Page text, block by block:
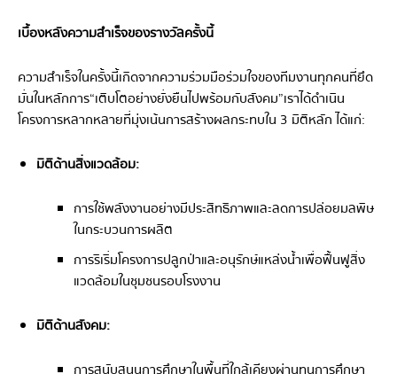
เบื้องหลังความสำเร็จของรางวัลครั้งนี้
ความสำเร็จในครั้งนี้เกิดจากความร่วมมือร่วมใจของทีมงานทุกคนที่ยึด
มั่นในหลักการ “เติบโตอย่างยั่งยืนไปพร้อมกับสังคม” เราได้ดำเนิน
โครงการหลากหลายที่มุ่งเน้นการสร้างผลกระทบใน 3 มิติหลัก ได้แก่:
มิติด้านสิ่งแวดล้อม:
การใช้พลังงานอย่างมีประสิทธิภาพและลดการปล่อยมลพิษ
ในกระบวนการผลิต
การริเริ่มโครงการปลูกป่าและอนุรักษ์แหล่งน้ำเพื่อฟื้นฟูสิ่ง
แวดล้อมในชุมชนรอบโรงงาน
มิติด้านสังคม:
การสนับสนุนการศึกษาในพื้นที่ใกล้เคียงผ่านทุนการศึกษา